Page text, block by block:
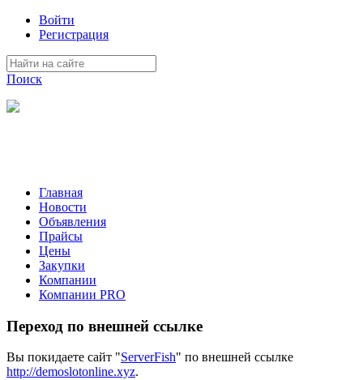
Войти
Регистрация
Поиск
Главная
Новости
Объявления
Прайсы
Цены
Закупки
Компании
Компании PRO
Переход по внешней ссылке
Вы покидаете сайт "ServerFish" по внешней ссылке
http://demoslotonline.xyz.